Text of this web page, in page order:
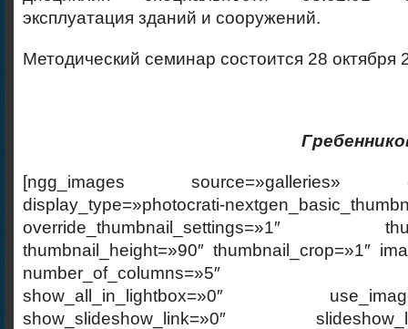
эксплуатация зданий и сооружений.
Методический семинар состоится 28 октября
[ngg_images source=»galleries»
display_type=»photocrati-
override_thumbnail_settings=»1″
thumbnail_height=»90″ thumbnail_crop=»1″
number_of_columns=»5″
show_all_in_lightbox=»0″
show_slideshow_link=»0″